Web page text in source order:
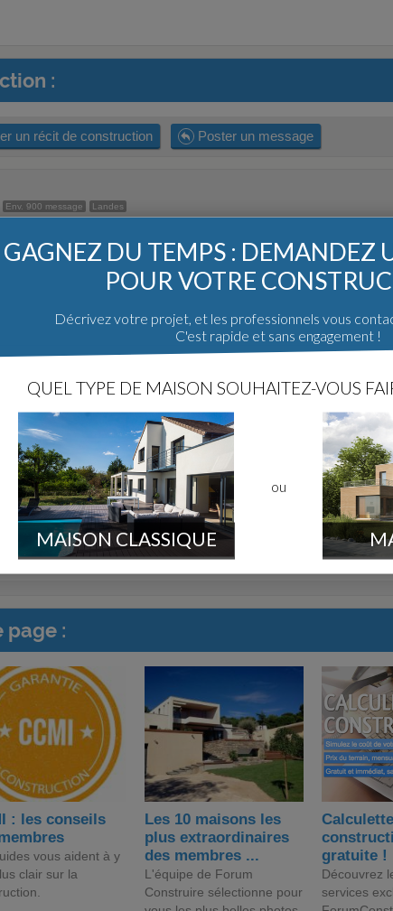
:
un récit de construction Poster un message
Env. 900 message Landes
page :
: les conseils
vous aident à y
clair sur la
Les 10 maisons les
plus extraordinaires
des membres ...
L'équipe de Forum
Construire sélectionne pour
Calculette
gratuite !
Découvrez
services
GAGNEZ DU TEMPS : DEMANDEZ
POUR VOTRE
Décrivez votre projet, et les professionnels vous
C'est rapide et sans engagement !
QUEL TYPE DE MAISON SOUHAITEZ-VOUS
MAISON CLASSIQUE
ou